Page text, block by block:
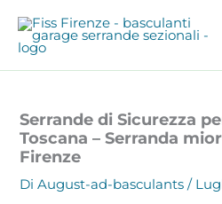
contenuto
Serrande di Sicurezza
Toscana – Serranda
Firenze
DiAugust-ad-basculants/